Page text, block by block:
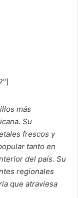
más
Su
frescos y
tanto en
del país. Su
regionales
que atraviesa